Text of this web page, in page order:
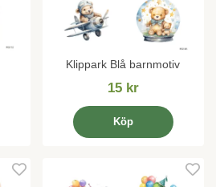
Klippark Blå barnmotiv
15 kr
Köp